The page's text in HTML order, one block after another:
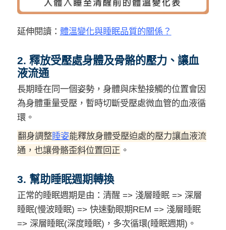
延伸閱讀： 體溫變化與睡眠品質的關係？
2. 釋放受壓處身體及骨骼的壓力、讓血
液流通
長期睡在同一個姿勢，身體與床墊接觸的位置會因
為身體重量受壓，暫時切斷受壓處微血管的血液循
環。
翻身調整睡姿能釋放身體受壓迫處的壓力讓血液流
通，也讓骨骼歪斜位置回正 。
3. 幫助睡眠週期轉換
正常的睡眠週期是由：清醒 => 淺層睡眠 => 深層
睡眠(慢波睡眠) => 快速動眼期REM => 淺層睡眠
=> 深層睡眠(深度睡眠)，多次循環(睡眠週期)。